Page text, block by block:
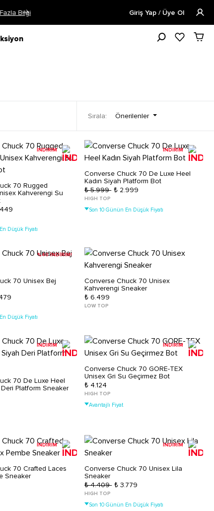
Öğrencilere Özel Tüm Ürünlerde
Giriş Yap / Üye Ol
Sırala: Önerilenler
İNDİRİM
70 Rugged
Kahverengi Su
Düşük Fiyatı
İNDİRİM
Converse Chuck 70 De Luxe Heel
Kadın Siyah Platform Bot
₺ 5.999 ₺ 2.999
HIGH TOP
Son 10 Günün En Düşük Fiyatı
%40 İNDİRİM!
70 Unisex Bej
Düşük Fiyatı
Converse Chuck 70 Unisex
Kahverengi Sneaker
₺ 6.499
LOW TOP
İNDİRİM
70 De Luxe Heel
Platform Sneaker
İNDİRİM
Converse Chuck 70 GORE-TEX
Unisex Gri Su Geçirmez Bot
₺ 4.124
HIGH TOP
Avantajlı Fiyat
İNDİRİM
70 Crafted Laces
Sneaker
İNDİRİM
Converse Chuck 70 Unisex Lila
Sneaker
₺ 4.409 ₺ 3.779
HIGH TOP
Son 10 Günün En Düşük Fiyatı